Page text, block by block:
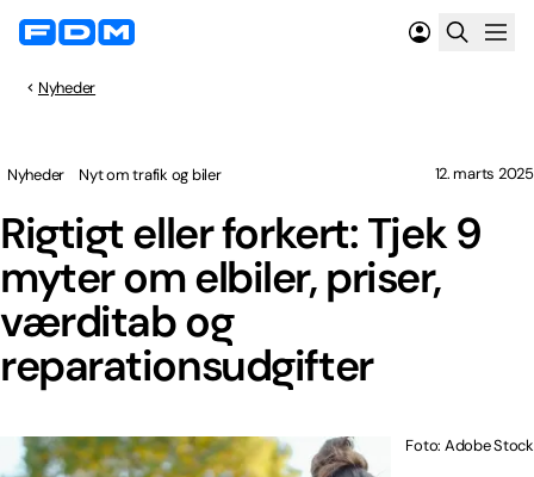
Nyheder
Rigtigt eller forkert: Tjek 9
myter om elbiler, priser,
værditab og
reparationsudgifter
Nyheder Nyt om trafik og biler 12. marts 2025
Foto: Adobe Stock